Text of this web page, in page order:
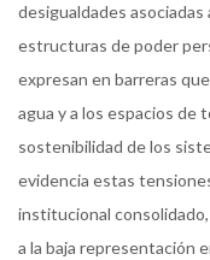
desigualdades asociadas
estructuras de poder
expresan en barreras
agua y a los espacios de
sostenibilidad de los
evidencia estas
institucional
a la baja representación